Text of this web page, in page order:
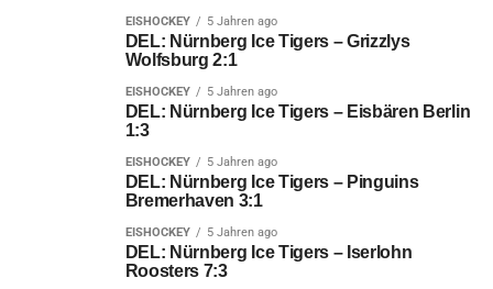
EISHOCKEY 5 Jahren ago
DEL: Nürnberg Ice Tigers – Grizzlys
Wolfsburg 2:1
EISHOCKEY 5 Jahren ago
DEL: Nürnberg Ice Tigers – Eisbären Berlin
1:3
EISHOCKEY 5 Jahren ago
DEL: Nürnberg Ice Tigers – Pinguins
Bremerhaven 3:1
EISHOCKEY 5 Jahren ago
DEL: Nürnberg Ice Tigers – Iserlohn
Roosters 7:3